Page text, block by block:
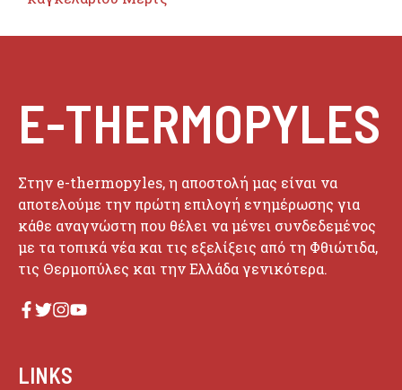
E-THERMOPYLES
Στην e-thermopyles, η αποστολή μας είναι να
αποτελούμε την πρώτη επιλογή ενημέρωσης για
κάθε αναγνώστη που θέλει να μένει συνδεδεμένος
με τα τοπικά νέα και τις εξελίξεις από τη Φθιώτιδα,
τις Θερμοπύλες και την Ελλάδα γενικότερα.
LINKS